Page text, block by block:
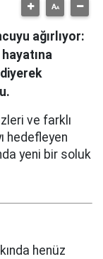
ağırlıyor:
ve farklı
hedefleyen
yeni bir soluk
henüz